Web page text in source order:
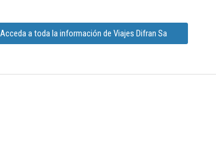
Acceda a toda la información de Viajes Difran Sa